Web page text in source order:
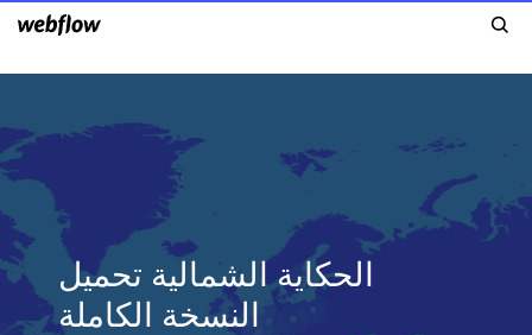
الحكاية الشمالية تحميل
النسخة الكاملة